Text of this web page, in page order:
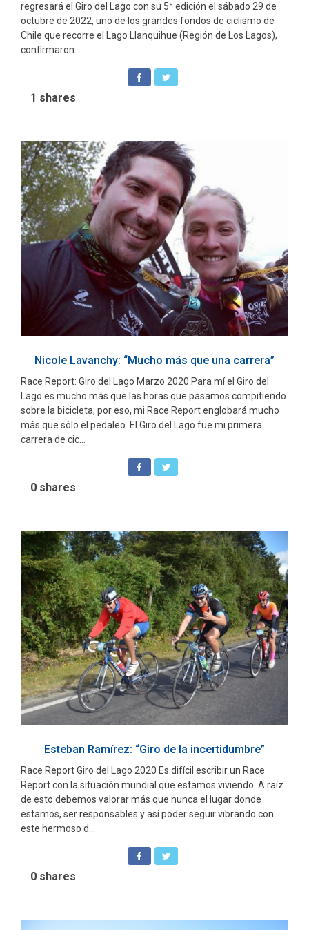
regresará el Giro del Lago con su 5ª edición el sábado 29 de
octubre de 2022, uno de los grandes fondos de ciclismo de
Chile que recorre el Lago Llanquihue (Región de Los Lagos),
confirmaron...
1 shares
Nicole Lavanchy: “Mucho más que una carrera”
Race Report: Giro del Lago Marzo 2020 Para mí el Giro del
Lago es mucho más que las horas que pasamos compitiendo
sobre la bicicleta, por eso, mi Race Report englobará mucho
más que sólo el pedaleo. El Giro del Lago fue mi primera
carrera de cic...
0 shares
Esteban Ramírez: “Giro de la incertidumbre”
Race Report Giro del Lago 2020 Es difícil escribir un Race
Report con la situación mundial que estamos viviendo. A raíz
de esto debemos valorar más que nunca el lugar donde
estamos, ser responsables y así poder seguir vibrando con
este hermoso d...
0 shares